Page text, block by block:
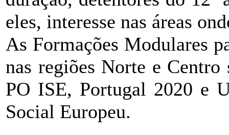
eles, interesse nas áreas
As Formações Modulares
nas regiões Norte e
PO ISE, Portugal 2020 e
Social Europeu.